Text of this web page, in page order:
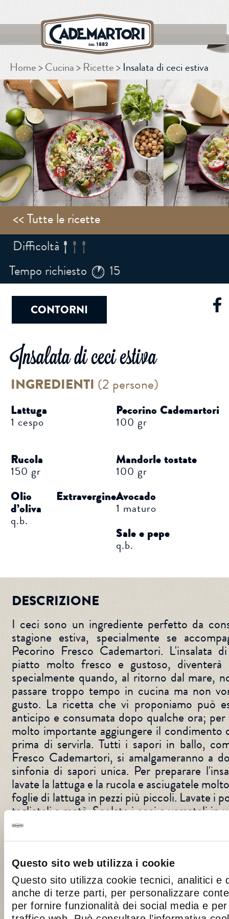
Questo sito web utilizza i cookie
Questo sito utilizza cookie tecnici, analitici e
anche di terze parti, per personalizzare
per fornire funzionalità dei social media e
CERCA
Home Cucina Ricette Insalata di ceci estiva
<< Tutte le ricette
Difficoltà
Tempo richiesto
15
CONTORNI
Insalata di ceci estiva
INGREDIENTI (2 persone)
Lattuga
1 cespo
Pecorino Cademartori
100 gr
Rucola
150 gr
Mandorle tostate
100 gr
Olio Extravergine
d’oliva
q.b.
Avocado
1 maturo
Sale e pepe
q.b.
DESCRIZIONE
I ceci sono un ingrediente perfetto da
stagione estiva, specialmente se
Pecorino Fresco Cademartori. L'insalata
piatto molto fresco e gustoso, diventerà
specialmente quando, al ritorno dal mare,
passare troppo tempo in cucina ma non
gusto. La ricetta che vi proponiamo può
anticipo e consumata dopo qualche ora;
molto importante aggiungere il condimento
prima di servirla. Tutti i sapori in ballo,
Fresco Cademartori, si amalgameranno a
sinfonia di sapori unica. Per preparare
lavate la lattuga e la rucola e asciugatele
foglie di lattuga in pezzi più piccoli. Lavate i
tagliateli a metà. Scolate i ceci e versateli in
alla lattuga, alla rucola e ai pomodorini
qualche minuto in una padella con un filo
l'avocado a metà e togliete il nocciolo,
cucchiaio da tavola e tagliatela a
all'insalata di ceci l'avocado e le mandorle
tutto con un cucchiaio di olio extravergine